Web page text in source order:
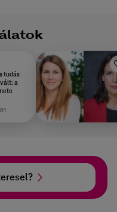
tudás
a